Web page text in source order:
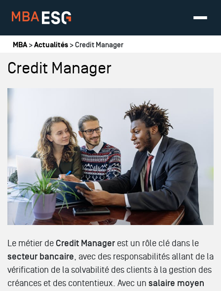
Vous êtes ici
MBA>Actualités > Credit Manager
Credit Manager
Le métier de Credit Manager est un rôle clé dans le
secteur bancaire, avec des responsabilités allant de la
vérification de la solvabilité des clients à la gestion des
créances et des contentieux. Avec un salaire moyen